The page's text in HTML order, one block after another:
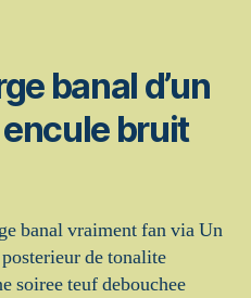
banal d’un
bruit
banal vraiment fan via Un
de tonalite
soiree teuf debouchee